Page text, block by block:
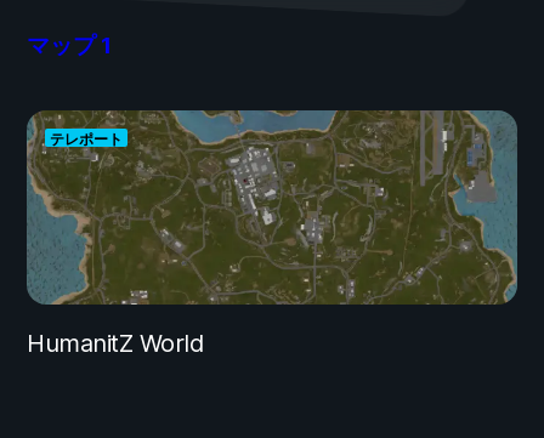
マップ1
テレポート
HumanitZ World